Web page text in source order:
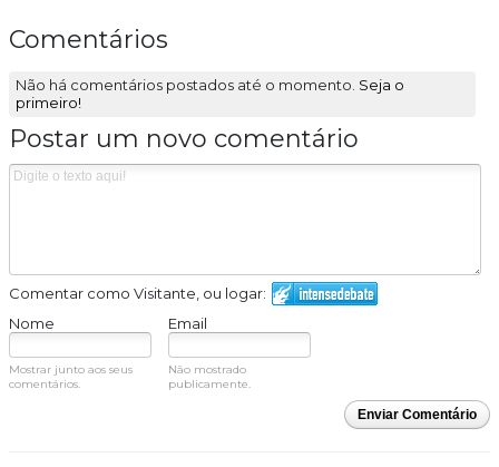
Comentários
Não há comentários postados até o momento. Seja o
primeiro!
Postar um novo comentário
Comentar como Visitante, ou logar:
Nome
Email
Mostrar junto aos seus
comentários.
Não mostrado
publicamente.
Enviar Comentário